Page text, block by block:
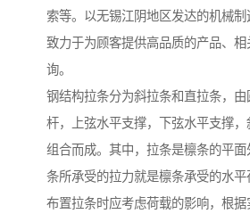
索等。以无锡江阴地区发达的机械制
致力于为顾客提供高品质的产品、
询。
钢结构拉条分为斜拉条和直拉条，
杆，上弦水平支撑，下弦水平支撑
组合而成。其中，拉条是檩条的平
条所承受的拉力就是檩条承受的水
布置拉条时应考虑荷载的影响，根